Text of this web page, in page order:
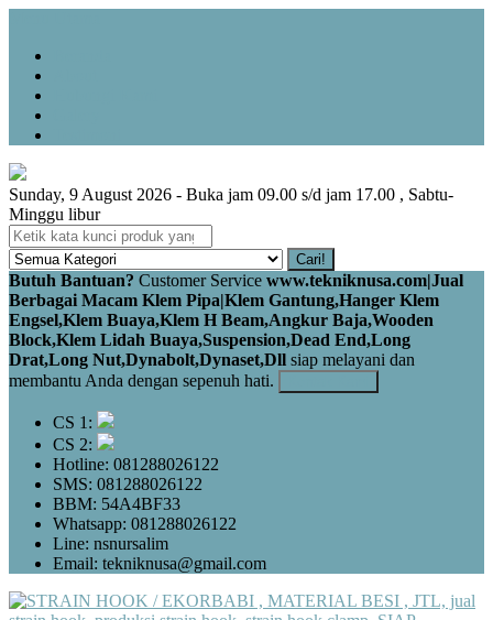
Sunday, 9 August 2026 - Buka jam 09.00 s/d jam 17.00 , Sabtu-
Minggu libur
Cari!
Butuh Bantuan? Customer Service www.tekniknusa.com|Jual
Berbagai Macam Klem Pipa|Klem Gantung,Hanger Klem
Engsel,Klem Buaya,Klem H Beam,Angkur Baja,Wooden
Block,Klem Lidah Buaya,Suspension,Dead End,Long
Drat,Long Nut,Dynabolt,Dynaset,Dll siap melayani dan
membantu Anda dengan sepenuh hati.
CS 1:
CS 2:
Hotline: 081288026122
SMS: 081288026122
BBM: 54A4BF33
Whatsapp: 081288026122
Line: nsnursalim
Email: tekniknusa@gmail.com